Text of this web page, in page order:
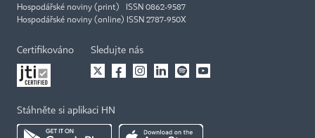
Hospodářské noviny (print) ISSN 0862-9587
Hospodářské noviny (online) ISSN 2787-950X
Certifikováno Sledujte nás
Stáhněte si aplikaci HN